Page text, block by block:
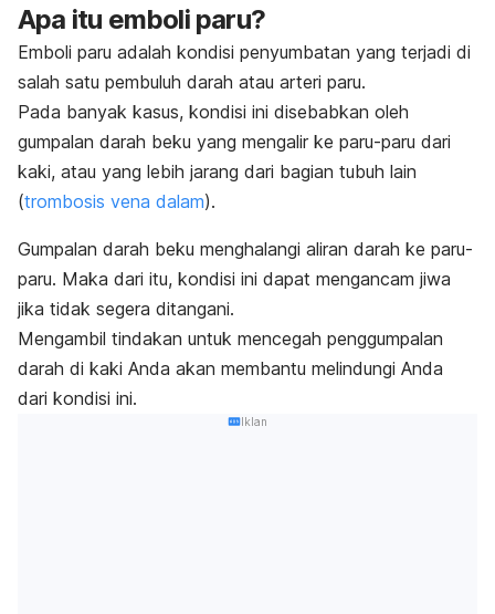
Apa itu emboli paru?
Emboli paru adalah kondisi penyumbatan yang terjadi di
salah satu pembuluh darah atau arteri paru.
Pada banyak kasus, kondisi ini disebabkan oleh
gumpalan darah beku yang mengalir ke paru-paru dari
kaki, atau yang lebih jarang dari bagian tubuh lain
(trombosis vena dalam).
Gumpalan darah beku menghalangi aliran darah ke paru-
paru. Maka dari itu, kondisi ini dapat mengancam jiwa
jika tidak segera ditangani.
Mengambil tindakan untuk mencegah penggumpalan
darah di kaki Anda akan membantu melindungi Anda
dari kondisi ini.
Iklan